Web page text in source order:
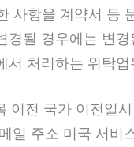
사항을 계약서 등
경될 경우에는 변
서 처리하는 위탁
이전 국가 이전일
일 주소 미국 서